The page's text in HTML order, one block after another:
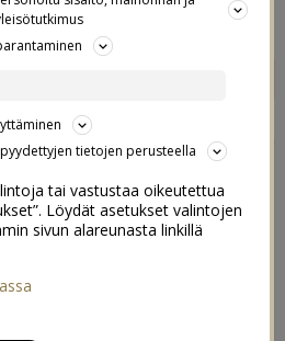
MAY
tietojen perusteella
tai vastustaa oikeutettua
Löydät asetukset valintojen
sivun alareunasta linkillä